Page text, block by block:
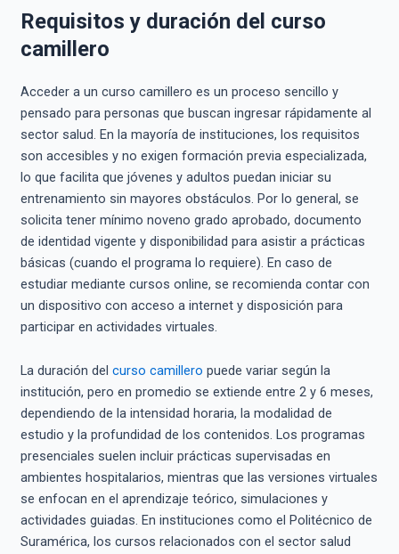
Requisitos y duración del curso
camillero
Acceder a un curso camillero es un proceso sencillo y
pensado para personas que buscan ingresar rápidamente al
sector salud. En la mayoría de instituciones, los requisitos
son accesibles y no exigen formación previa especializada,
lo que facilita que jóvenes y adultos puedan iniciar su
entrenamiento sin mayores obstáculos. Por lo general, se
solicita tener mínimo noveno grado aprobado, documento
de identidad vigente y disponibilidad para asistir a prácticas
básicas (cuando el programa lo requiere). En caso de
estudiar mediante cursos online, se recomienda contar con
un dispositivo con acceso a internet y disposición para
participar en actividades virtuales.
La duración del curso camillero puede variar según la
institución, pero en promedio se extiende entre 2 y 6 meses,
dependiendo de la intensidad horaria, la modalidad de
estudio y la profundidad de los contenidos. Los programas
presenciales suelen incluir prácticas supervisadas en
ambientes hospitalarios, mientras que las versiones virtuales
se enfocan en el aprendizaje teórico, simulaciones y
actividades guiadas. En instituciones como el Politécnico de
Suramérica, los cursos relacionados con el sector salud